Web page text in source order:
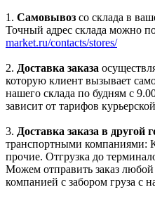
1. Самовывоз со склада в
Точный адрес склада можно
market.ru/contacts/stores/
2. Доставка заказа
которую клиент вызывает
нашего склада по будням с
зависит от тарифов
3. Доставка заказа в другой
транспортными
прочие. Отгрузка до
Можем отправить заказ
компанией с забором груза с